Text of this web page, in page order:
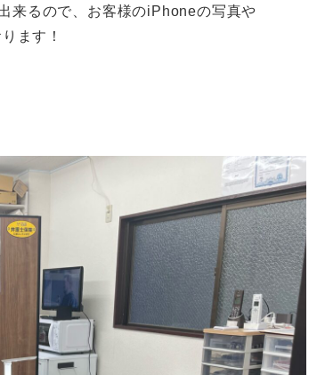
来るので、お客様のiPhoneの写真や
ます！